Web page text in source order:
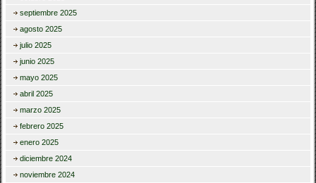
septiembre 2025
agosto 2025
julio 2025
junio 2025
mayo 2025
abril 2025
marzo 2025
febrero 2025
enero 2025
diciembre 2024
noviembre 2024